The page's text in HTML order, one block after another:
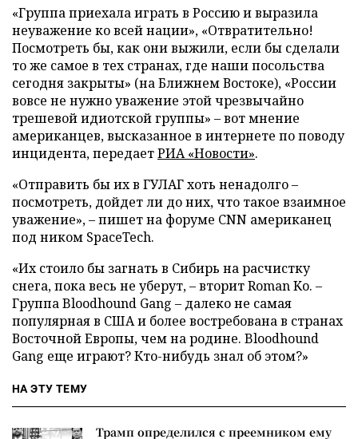
«Группа приехала играть в Россию и выразила
неуважение ко всей нации», «Отвратительно!
Посмотреть бы, как они выжили, если бы сделали
то же самое в тех странах, где наши посольства
сегодня закрыты» (на Ближнем Востоке), «России
вовсе не нужно уважение этой чрезвычайно
трешевой идиотской группы» – вот мнение
американцев, высказанное в интернете по поводу
инцидента, передаетРИА «Новости».
«Отправить бы их в ГУЛАГ хоть ненадолго –
посмотреть, дойдет ли до них, что такое взаимное
уважение», – пишет на форуме CNN американец
под ником SpaceTech.
«Их стоило бы загнать в Сибирь на расчистку
снега, пока весь не уберут, – вторит Roman Ko. –
Группа Bloodhound Gang – далеко не самая
популярная в США и более востребована в странах
Восточной Европы, чем на родине. Bloodhound
Gang еще играют? Кто-нибудь знал об этом?»
НА ЭТУ ТЕМУ
Трамп определился с преемником ему